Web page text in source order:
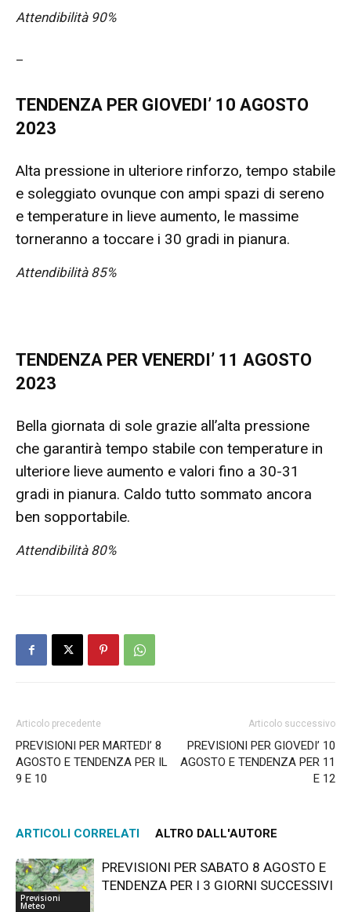
Attendibilità 90%
–
TENDENZA PER GIOVEDI’ 10 AGOSTO
2023
Alta pressione in ulteriore rinforzo, tempo stabile
e soleggiato ovunque con ampi spazi di sereno
e temperature in lieve aumento, le massime
torneranno a toccare i 30 gradi in pianura.
Attendibilità 85%
TENDENZA PER VENERDI’ 11 AGOSTO
2023
Bella giornata di sole grazie all’alta pressione
che garantirà tempo stabile con temperature in
ulteriore lieve aumento e valori fino a 30-31
gradi in pianura. Caldo tutto sommato ancora
ben sopportabile.
Attendibilità 80%
Articolo precedente
PREVISIONI PER MARTEDI’ 8
AGOSTO E TENDENZA PER IL
9 E 10
Articolo successivo
PREVISIONI PER GIOVEDI’ 10
AGOSTO E TENDENZA PER 11
E 12
ARTICOLI CORRELATI ALTRO DALL'AUTORE
Previsioni
Meteo
PREVISIONI PER SABATO 8 AGOSTO E
TENDENZA PER I 3 GIORNI SUCCESSIVI